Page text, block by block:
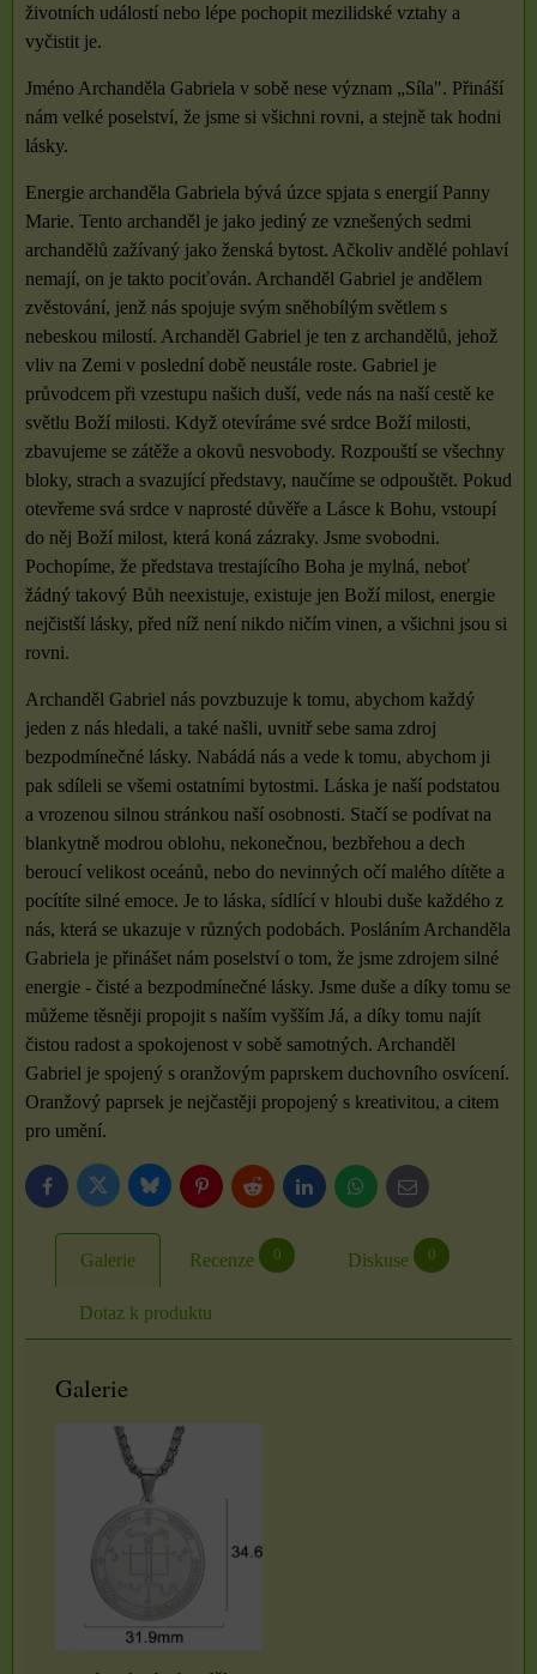
životních událostí nebo lépe pochopit mezilidské vztahy a
vyčistit je.
Jméno Archanděla Gabriela v sobě nese význam „Síla". Přináší
nám velké poselství, že jsme si všichni rovni, a stejně tak hodni
lásky.
Energie archanděla Gabriela bývá úzce spjata s energií Panny
Marie. Tento archanděl je jako jediný ze vznešených sedmi
archandělů zažívaný jako ženská bytost. Ačkoliv andělé pohlaví
nemají, on je takto pociťován. Archanděl Gabriel je andělem
zvěstování, jenž nás spojuje svým sněhobílým světlem s
nebeskou milostí. Archanděl Gabriel je ten z archandělů, jehož
vliv na Zemi v poslední době neustále roste. Gabriel je
průvodcem při vzestupu našich duší, vede nás na naší cestě ke
světlu Boží milosti. Když otevíráme své srdce Boží milosti,
zbavujeme se zátěže a okovů nesvobody. Rozpouští se všechny
bloky, strach a svazující představy, naučíme se odpouštět. Pokud
otevřeme svá srdce v naprosté důvěře a Lásce k Bohu, vstoupí
do něj Boží milost, která koná zázraky. Jsme svobodni.
Pochopíme, že představa trestajícího Boha je mylná, neboť
žádný takový Bůh neexistuje, existuje jen Boží milost, energie
nejčistší lásky, před níž není nikdo ničím vinen, a všichni jsou si
rovni.
Archanděl Gabriel nás povzbuzuje k tomu, abychom každý
jeden z nás hledali, a také našli, uvnitř sebe sama zdroj
bezpodmínečné lásky. Nabádá nás a vede k tomu, abychom ji
pak sdíleli se všemi ostatními bytostmi. Láska je naší podstatou
a vrozenou silnou stránkou naší osobnosti. Stačí se podívat na
blankytně modrou oblohu, nekonečnou, bezbřehou a dech
beroucí velikost oceánů, nebo do nevinných očí malého dítěte a
pocítíte silné emoce. Je to láska, sídlící v hloubi duše každého z
nás, která se ukazuje v různých podobách. Posláním Archanděla
Gabriela je přinášet nám poselství o tom, že jsme zdrojem silné
energie - čisté a bezpodmínečné lásky. Jsme duše a díky tomu se
můžeme těsněji propojit s naším vyšším Já, a díky tomu najít
čistou radost a spokojenost v sobě samotných. Archanděl
Gabriel je spojený s oranžovým paprskem duchovního osvícení.
Oranžový paprsek je nejčastěji propojený s kreativitou, a citem
pro umění.
FacebookTwitter BlueskyPinterestReddit LinkedInWhatsApp
E-
mail
Galerie Recenze 0 Diskuse 0
Dotaz k produktu
Galerie